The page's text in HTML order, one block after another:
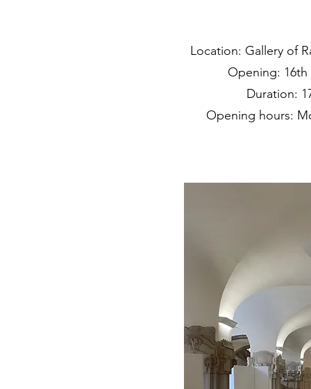
Location: Gallery of
Opening:
Duration:
Opening hours: